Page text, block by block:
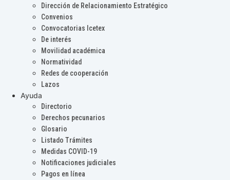
Dirección de Relacionamiento Estratégico
Convenios
Convocatorias Icetex
De interés
Movilidad académica
Normatividad
Redes de cooperación
Lazos
Ayuda
Directorio
Derechos pecunarios
Glosario
Listado Trámites
Medidas COVID-19
Notificaciones judiciales
Pagos en línea